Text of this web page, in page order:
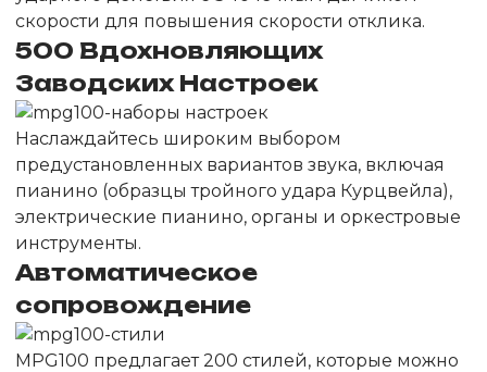
скорости для повышения скорости отклика.
500 Вдохновляющих
Заводских Настроек
Наслаждайтесь широким выбором
предустановленных вариантов звука, включая
пианино (образцы тройного удара Курцвейла),
электрические пианино, органы и оркестровые
инструменты.
Автоматическое
сопровождение
MPG100 предлагает 200 стилей, которые можно